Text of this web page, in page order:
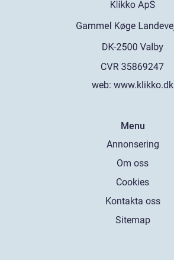
web: www.klikko.dk
Menu
Annonsering
Om oss
Cookies
Kontakta oss
Sitemap